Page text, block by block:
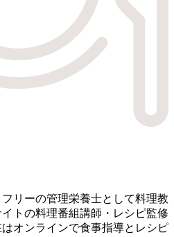
リーの管理栄養士として料理教
トの料理番組講師・レシピ監修
オンラインで食事指導とレシピ